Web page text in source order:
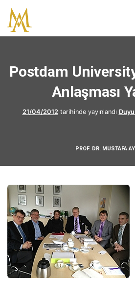
Postdam
Anlaşması
21/04/2012 tarihinde yayınlandı
PROF. DR. MUSTAFA